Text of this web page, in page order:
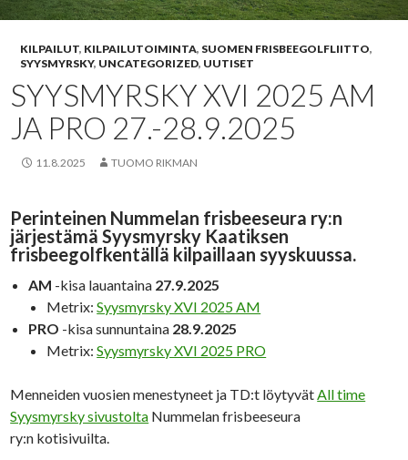
KILPAILUT, KILPAILUTOIMINTA, SUOMEN FRISBEEGOLFLIITTO,
SYYSMYRSKY, UNCATEGORIZED, UUTISET
SYYSMYRSKY XVI 2025 AM
JA PRO 27.-28.9.2025
11.8.2025 TUOMO RIKMAN
Perinteinen Nummelan frisbeeseura ry:n
järjestämä Syysmyrsky Kaatiksen
frisbeegolfkentällä kilpaillaan syyskuussa.
AM -kisa lauantaina 27.9.2025
Metrix:Syysmyrsky XVI 2025 AM
PRO -kisa sunnuntaina 28.9.2025
Metrix:Syysmyrsky XVI 2025 PRO
Menneiden vuosien menestyneet ja TD:t löytyvät All time
Syysmyrsky sivustolta Nummelan frisbeeseura
ry:n kotisivuilta.